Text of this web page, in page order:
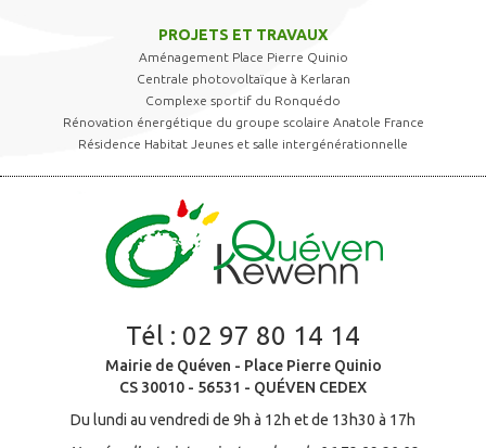
PROJETS ET TRAVAUX
Aménagement Place Pierre Quinio
Centrale photovoltaïque à Kerlaran
Complexe sportif du Ronquédo
Rénovation énergétique du groupe scolaire Anatole France
Résidence Habitat Jeunes et salle intergénérationnelle
Tél : 02 97 80 14 14
Mairie de Quéven - Place Pierre Quinio
CS 30010 - 56531 - QUÉVEN CEDEX
Du lundi au vendredi de 9h à 12h et de 13h30 à 17h